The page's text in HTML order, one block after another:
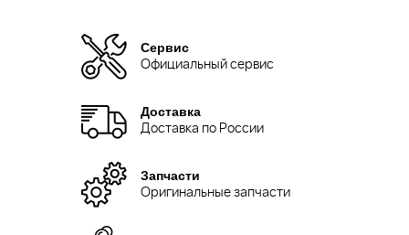
Сервис
Официальный сервис
Доставка
Доставка по России
Запчасти
Оригинальные запчасти